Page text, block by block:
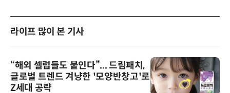
라이프 많이 본 기사
“해외 셀럽들도 붙인다”... 드림패치,
글로벌 트렌드 겨냥한 '모양반창고'로
Z세대 공략